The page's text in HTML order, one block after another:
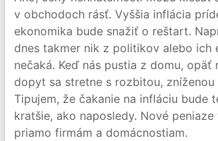
v obchodoch rásť. Vyššia inflácia
ekonomika bude snažiť o reštart.
dnes takmer nik z politikov alebo ich
nečaká. Keď nás pustia z domu, opäť
dopyt sa stretne s rozbitou, zníženou
Tipujem, že čakanie na infláciu bude
kratšie, ako naposledy. Nové
priamo firmám a domácnostiam.